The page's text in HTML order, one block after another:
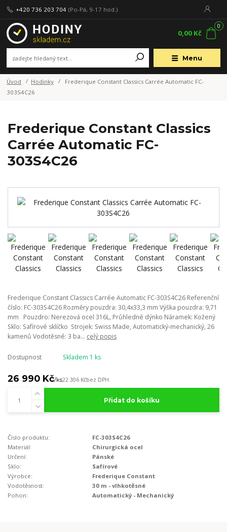
Menu
+420 736 203 704 (Po-Pá, 9-17 hod.)
0
0,00 Kč
Úvod Hodinky
Frederique Constant Classics Carrée Automatic FC-
303S4C26
Frederique Constant Classics
Carrée Automatic FC-
303S4C26
Frederique Constant Classics Carrée Automatic FC-303S4C26 Referenční
číslo: FC-303S4C26 Rozměry pouzdra: 30,4x33,3 mm Výška pouzdra: 9,71
mm Pouzdro: Nerezová ocel 316L, Průhledné dýnko Náramek: Kožený
Sklo: Safírové sklíčko Strojek: Swiss Made, Automatický-mechanický, 26
kamenů Vodotěsné: 3 ba... celý popis
Dostupnost Skladem 1 ks
26 990 Kč/ks22 306 Kčbez DPH
Přidat do košíku
Číslo produktu:
FC-303S4C26
Materiál:
Chirurgická ocel
Určení:
Pánské
Sklo:
Safírové
Výrobce:
Frederique Constant
Vodotěsnost:
30 m - vlhkotěsné
Pohon:
Automatický - Mechanický